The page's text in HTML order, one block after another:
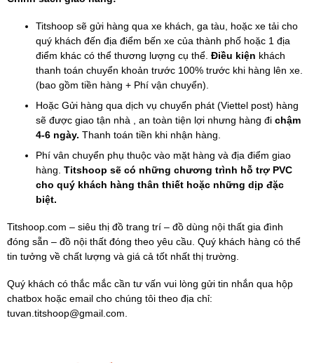
Titshoop sẽ gửi hàng qua xe khách, ga tàu, hoặc xe tải cho
quý khách đến địa điểm bến xe của thành phố hoặc 1 địa
điểm khác có thể thương lượng cụ thể.Điều kiện khách
thanh toán chuyển khoản trước 100% trước khi hàng lên xe.
(bao gồm tiền hàng + Phí vận chuyển).
Hoặc Gửi hàng qua dịch vụ chuyển phát (Viettel post) hàng
sẽ được giao tận nhà , an toàn tiện lợi nhưng hàng đichậm
4-6 ngày.Thanh toán tiền khi nhận hàng.
Phí vân chuyển phụ thuộc vào mặt hàng và địa điểm giao
hàng.Titshoop sẽ có những chương trình hỗ trợ PVC
cho quý khách hàng thân thiết hoặc những dịp đặc
biệt.
Titshoop.com – siêu thị đồ trang trí – đồ dùng nội thất gia đình
đóng sẵn – đồ nội thất đóng theo yêu cầu. Quý khách hàng có thể
tin tưởng về chất lượng và giá cả tốt nhất thị trường.
Quý khách có thắc mắc cần tư vấn vui lòng gửi tin nhắn qua hộp
chatbox hoặc email cho chúng tôi theo địa chỉ:
tuvan.titshoop@gmail.com.